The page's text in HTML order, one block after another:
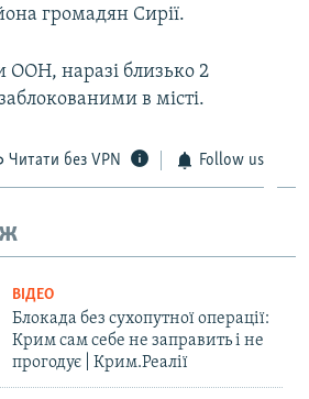
громадян Сирії.
ООН, наразі близько 2
в місті.
Читати без VPN Follow us
ВІДЕО
Блокада без сухопутної операції:
Крим сам себе не заправить і не
прогодує | Крим.Реалії